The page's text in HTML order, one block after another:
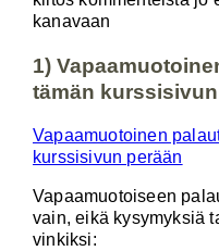
kanavaan
1)
tämän
Vapaamuotoinen
kurssisivun perään
Vapaamuotoiseen
vain, eikä kysymyksiä
vinkiksi: